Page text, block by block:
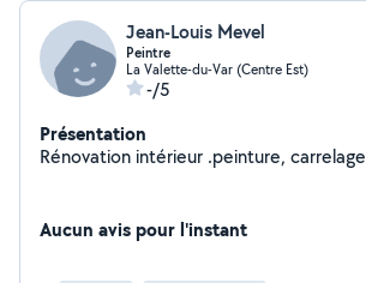
Jean-Louis Mevel
Peintre
La Valette-du-Var (Centre Est)
-/5
Présentation
Rénovation intérieur .peinture, carrelage
Aucun avis pour l'instant